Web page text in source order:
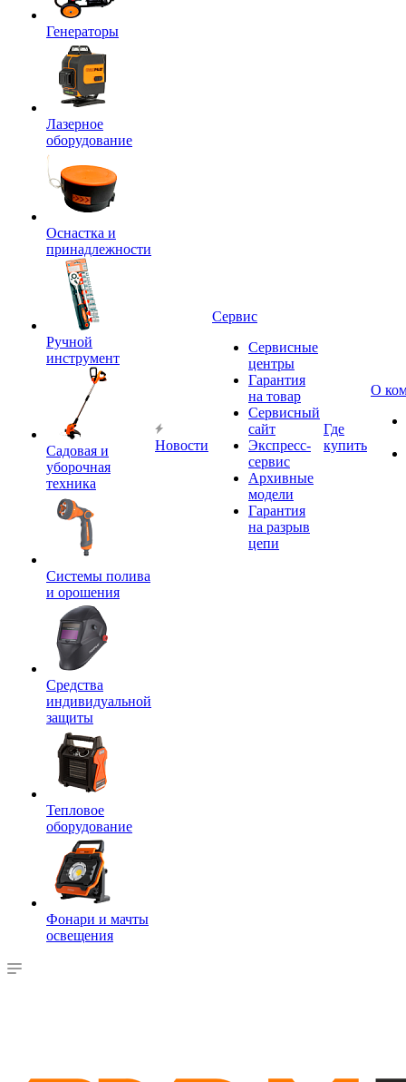
Генераторы
Лазерное
оборудование
Оснастка и
принадлежности
Ручной
инструмент
Садовая и
уборочная
техника
Системы полива
и орошения
Средства
индивидуальной
защиты
Тепловое
оборудование
Фонари и мачты
освещения
Новости
Сервис
Сервисные
центры
Гарантия
на товар
Сервисный
сайт
Экспресс-
сервис
Архивные
модели
Гарантия
на разрыв
цепи
Где
купить
О